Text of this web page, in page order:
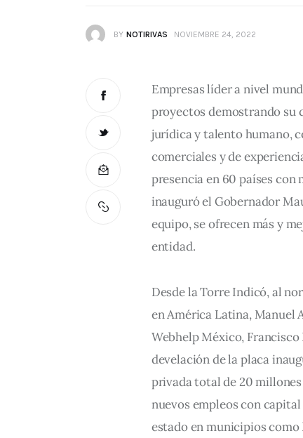
BY NOTIRIVAS NOVIEMBRE 24, 2022
Empresas líder a nivel
proyectos demostrando su
jurídica y talento humano,
comerciales y de
presencia en 60 países
inauguró el Gobernador
equipo, se ofrecen más y
entidad.
Desde la Torre Indicó, al
en América Latina, Manuel
Webhelp México,
develación de la placa
privada total de 20
nuevos empleos con
estado en municipios como